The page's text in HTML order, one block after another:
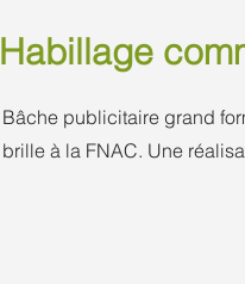
Habillage
Bâche publicitaire grand
brille à la FNAC. Une